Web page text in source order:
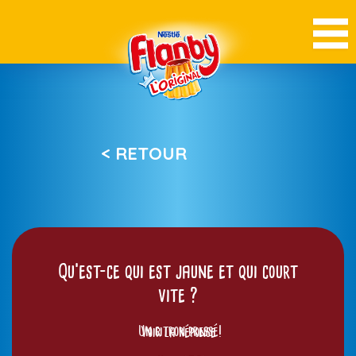
< RETOUR
Qu’est-ce qui est jaune et qui court
vite ?
Voir la réponse
Un citron pressé!